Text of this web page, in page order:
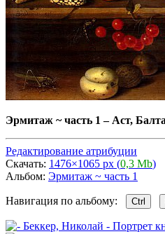
Эрмитаж ~ часть 1 – Аст,
Редактирование атрибуции
Скачать: 1476×1065 px (0,3 Mb)
Альбом: Эрмитаж ~ часть 1
Навигация по альбому: Ctrl